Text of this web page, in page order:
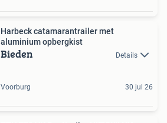
Harbeck catamarantrailer met
aluminium opbergkist
Bieden Details
Voorburg 30 jul 26